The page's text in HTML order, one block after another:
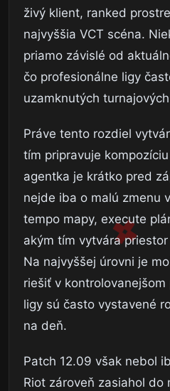
živý klient, ranked
najvyššia VCT scéna.
priamo závislé od
čo profesionálne ligy
uzamknutých
Práve tento rozdiel
tím pripravuje
agentka je krátko pred
nejde iba o malú zmenu
tempo mapy, execute
akým tím vytvára
Na najvyššej úrovni je
riešiť v
ligy sú často vystavené
na deň.
Patch 12.09 však nebol
Riot zároveň zasiahol do